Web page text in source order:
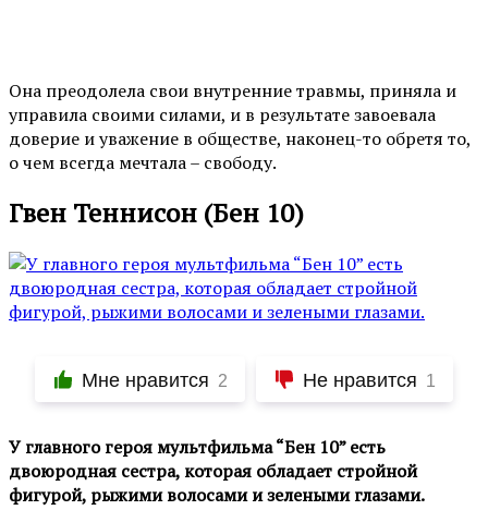
Она преодолела свои внутренние травмы, приняла и
управила своими силами, и в результате завоевала
доверие и уважение в обществе, наконец-то обретя то,
о чем всегда мечтала – свободу.
Гвен Теннисон (Бен 10)
Мне нравится 2 Не нравится 1
У главного героя мультфильма “Бен 10” есть
двоюродная сестра, которая обладает стройной
фигурой, рыжими волосами и зелеными глазами.